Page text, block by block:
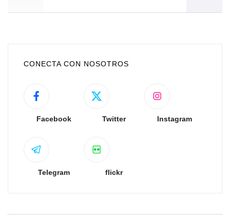
CONECTA CON NOSOTROS
Facebook Twitter Instagram
Telegram flickr